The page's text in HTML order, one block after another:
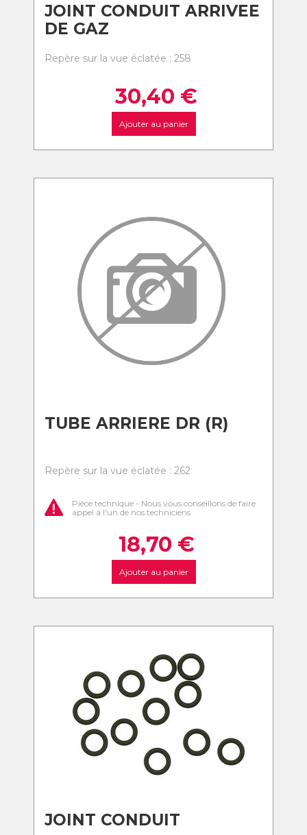
JOINT CONDUIT ARRIVEE
DE GAZ
Repère sur la vue éclatée : 258
30,40 €
Ajouter au panier
TUBE ARRIERE DR (R)
Repère sur la vue éclatée : 262
Pièce technique - Nous vous conseillons de faire
appel à l'un de nos techniciens
18,70 €
Ajouter au panier
JOINT CONDUIT